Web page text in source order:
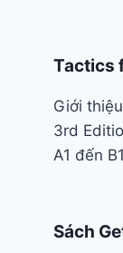
Tactics
Giới
3rd
A1 đến
Sách